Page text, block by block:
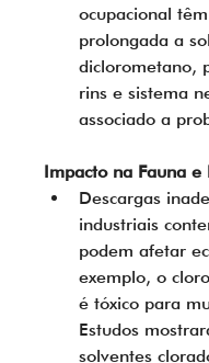
ocupacional
prolongada a
diclorometano,
rins e sistema
associado a
Impacto na Fauna e
Descargas
industriais
podem afetar
exemplo, o
é tóxico para
Estudos
solventes